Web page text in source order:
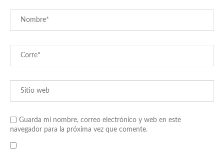
Guarda mi nombre, correo electrónico y web en este
navegador para la próxima vez que comente.